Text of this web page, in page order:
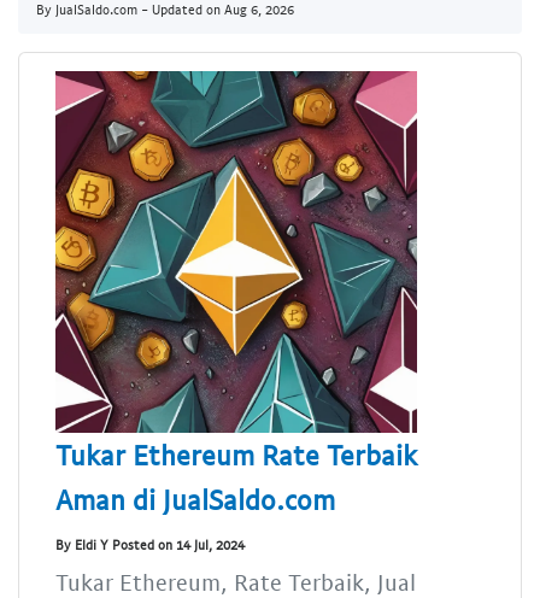
By JualSaldo.com - Updated on Aug 6, 2026
Tukar Ethereum Rate Terbaik
Aman di JualSaldo.com
By Eldi Y Posted on 14 Jul, 2024
Tukar Ethereum, Rate Terbaik, Jual